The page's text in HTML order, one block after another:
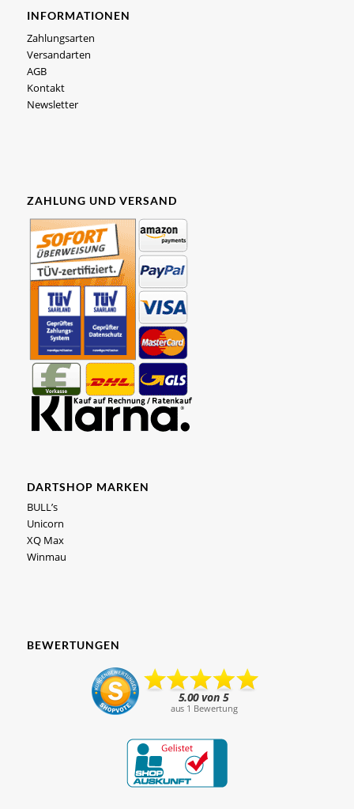
INFORMATIONEN
Zahlungsarten
Versandarten
AGB
Kontakt
Newsletter
ZAHLUNG UND VERSAND
DARTSHOP MARKEN
BULL’s
Unicorn
XQ Max
Winmau
BEWERTUNGEN